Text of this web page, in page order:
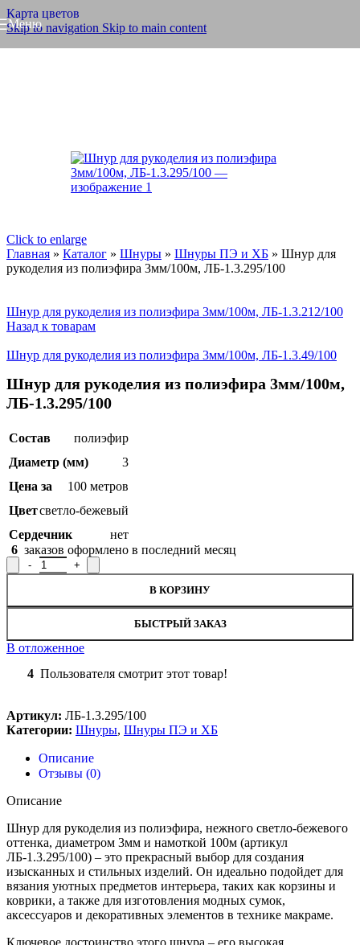
Карта цветов
Skip to navigation Skip to main content
Меню
Click to enlarge
Главная » Каталог » Шнуры » Шнуры ПЭ и ХБ » Шнур для
рукоделия из полиэфира 3мм/100м, ЛБ-1.3.295/100
Шнур для рукоделия из полиэфира 3мм/100м, ЛБ-1.3.212/100
Назад к товарам
Шнур для рукоделия из полиэфира 3мм/100м, ЛБ-1.3.49/100
Шнур для рукоделия из полиэфира 3мм/100м,
ЛБ-1.3.295/100
Состав
полиэфир
Диаметр (мм)
3
Цена за
100 метров
Цветсветло-бежевый
Сердечник
нет
6 заказов оформлено в последний месяц
Количество товара Шнур для рукоделия из полиэфира 3мм/
В КОРЗИНУ
БЫСТРЫЙ ЗАКАЗ
В отложенное
4 Пользователя смотрит этот товар!
Артикул: ЛБ-1.3.295/100
Категории: Шнуры, Шнуры ПЭ и ХБ
Описание
Отзывы (0)
Описание
Шнур для рукоделия из полиэфира, нежного светло-бежевого
оттенка, диаметром 3мм и намоткой 100м (артикул
ЛБ-1.3.295/100) – это прекрасный выбор для создания
изысканных и стильных изделий. Он идеально подойдет для
вязания уютных предметов интерьера, таких как корзины и
коврики, а также для изготовления модных сумок,
аксессуаров и декоративных элементов в технике макраме.